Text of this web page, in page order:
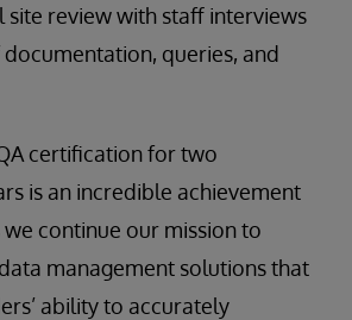
site review with staff interviews
queries, and
certification for two
is an incredible achievement
continue our mission to
management solutions that
ability to accurately